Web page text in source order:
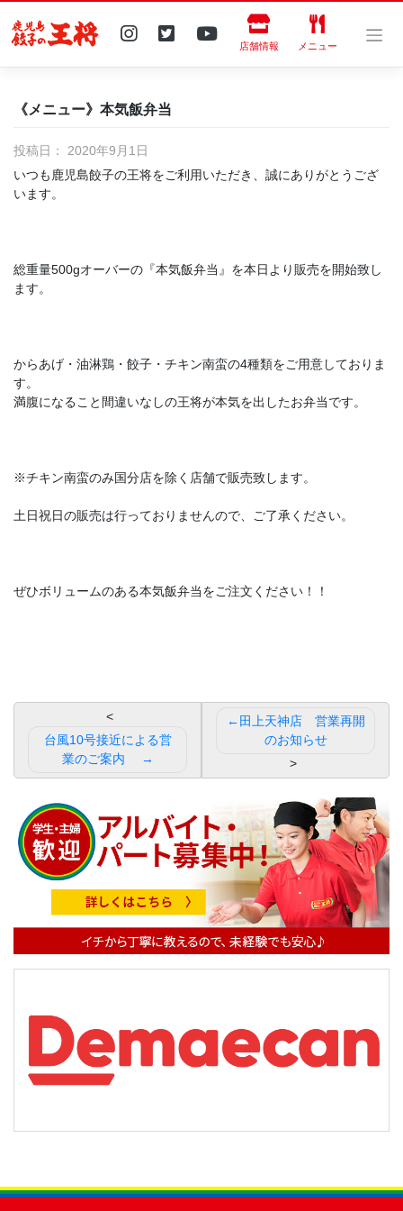
content
店舗情報 メニュー
《メニュー》本気飯弁当
投稿日： 2020年9月1日
いつも鹿児島餃子の王将をご利用いただき、誠にありがとうござ
います。
総重量500gオーバーの『本気飯弁当』を本日より販売を開始致し
ます。
からあげ・油淋鶏・餃子・チキン南蛮の4種類をご用意しておりま
す。
満腹になること間違いなしの王将が本気を出したお弁当です。
※チキン南蛮のみ国分店を除く店舗で販売致します。
土日祝日の販売は行っておりませんので、ご了承ください。
ぜひボリュームのある本気飯弁当をご注文ください！！
ゲ
ー
シ
ン
田上天神店 営業再開
のお知らせ
台風10号接近による営
業のご案内